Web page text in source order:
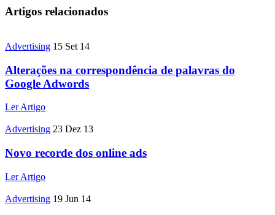
Artigos relacionados
Advertising 15 Set 14
Alterações na correspondência de palavras do
Google Adwords
Ler Artigo
Advertising 23 Dez 13
Novo recorde dos online ads
Ler Artigo
Advertising 19 Jun 14